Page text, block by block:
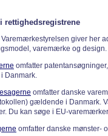
rettighedsregistrene
Varemærkestyrelsen giver her
varemærke og design.
omfatter
Danmark.
omfatter danske
gældende i Danmark.
Du kan søge i EU-
omfatter danske mønster-